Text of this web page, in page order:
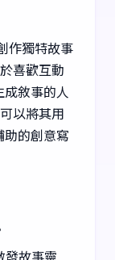
作獨特故事
喜歡互動
敘事的人
以將其用
的創意寫
發故事靈